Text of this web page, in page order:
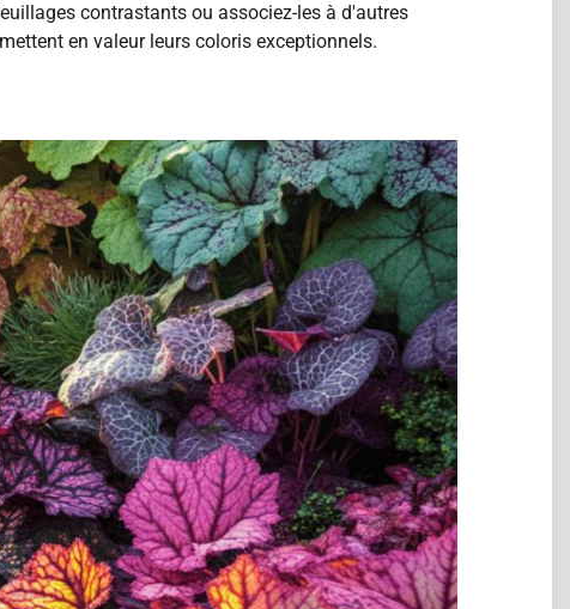
contrastants ou associez-les à d'autres
en valeur leurs coloris exceptionnels.